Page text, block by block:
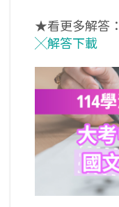
★看更多解答：
╳解答下載